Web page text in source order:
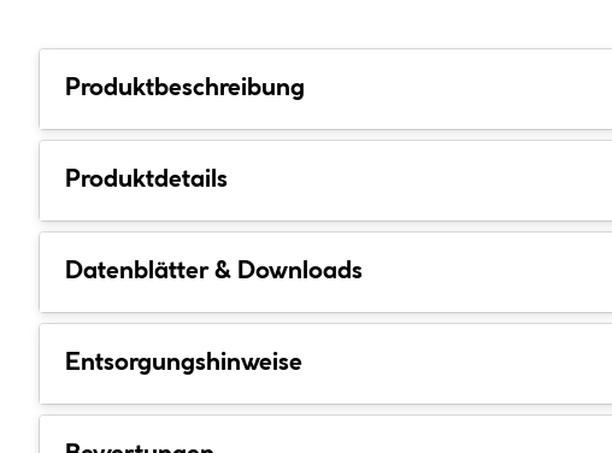
Produktbeschreibung
Produktdetails
Datenblätter & Downloads
Entsorgungshinweise